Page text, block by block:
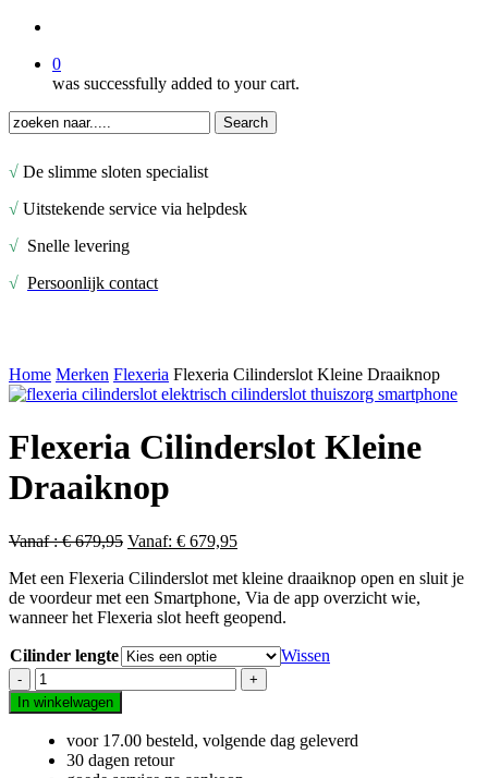
0
was successfully added to your cart.
Search
Search
√ De slimme sloten specialist
√ Uitstekende service via helpdesk
√ Snelle levering
√ Persoonlijk contact
Home Merken Flexeria Flexeria Cilinderslot Kleine Draaiknop
Flexeria Cilinderslot Kleine
Draaiknop
Vanaf :€679,95 Vanaf: € 679,95
Met een Flexeria Cilinderslot met kleine draaiknop open en sluit je
de voordeur met een Smartphone, Via de app overzicht wie,
wanneer het Flexeria slot heeft geopend.
Cilinder lengte
Wissen
Flexeria
Cilinderslot
Kleine
Draaiknop
aantal
In winkelwagen
voor 17.00 besteld, volgende dag geleverd
30 dagen retour